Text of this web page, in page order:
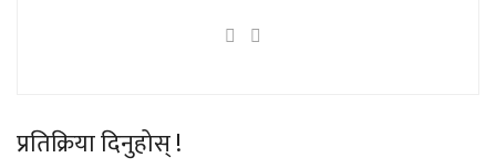
प्रतिक्रिया दिनुहोस् !